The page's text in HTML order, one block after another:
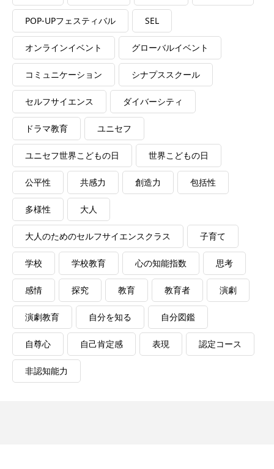
POP-UPフェスティバル SEL
オンラインイベント グローバルイベント
コミュニケーション シナプススクール
セルフサイエンス ダイバーシティ
ドラマ教育 ユニセフ
ユニセフ世界こどもの日 世界こどもの日
公平性 共感力 創造力 包括性
多様性 大人
大人のためのセルフサイエンスクラス 子育て
学校 学校教育 心の知能指数 思考
感情 探究 教育 教育者 演劇
演劇教育 自分を知る 自分図鑑
自尊心 自己肯定感 表現 認定コース
非認知能力